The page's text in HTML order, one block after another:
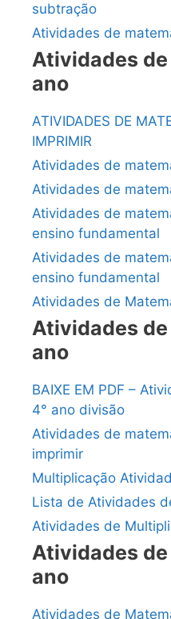
subtração
Atividades de
Atividades
ano
ATIVIDADES DE
IMPRIMIR
Atividades de
Atividades de
Atividades de
ensino fundamental
Atividades de
ensino fundamental
Atividades de
Atividades
ano
BAIXE EM PDF –
4° ano divisão
Atividades de
imprimir
Multiplicação
Lista de Atividades
Atividades de
Atividades
ano
Atividades de